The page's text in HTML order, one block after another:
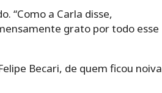
“Como a Carla disse,
grato por todo esse
Becari, de quem ficou noiva